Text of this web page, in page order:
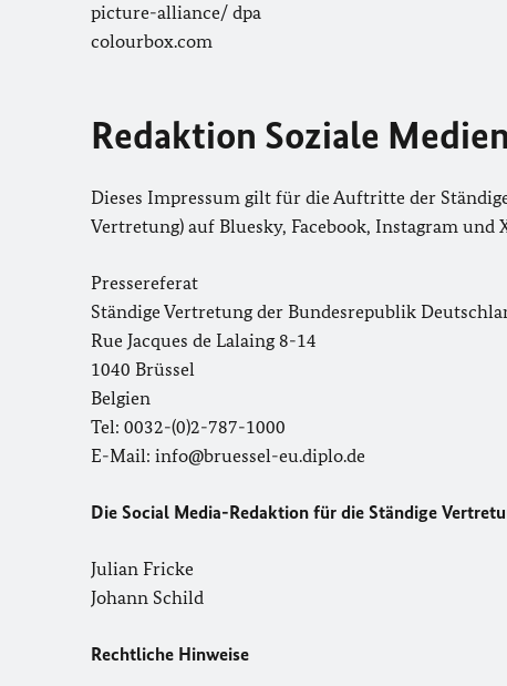
picture-alliance/ dpa
colourbox.com
Redaktion Soziale Medien
Dieses Impressum gilt für die Auftritte der
Vertretung) auf Bluesky, Facebook, Instagram und
Pressereferat
Ständige Vertretung der Bundesrepublik
Rue Jacques de Lalaing 8-14
1040 Brüssel
Belgien
Tel: 0032-(0)2-787-1000
E-Mail: info@bruessel-eu.diplo.de
Die Social Media-Redaktion für die Ständige
Julian Fricke
Johann Schild
Rechtliche Hinweise